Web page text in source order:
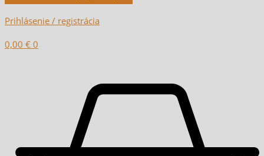
Prihlásenie / registrácia
0,00 € 0